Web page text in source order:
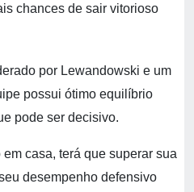
chances de sair vitorioso
por Lewandowski e um
possui ótimo equilíbrio
pode ser decisivo.
casa, terá que superar sua
desempenho defensivo